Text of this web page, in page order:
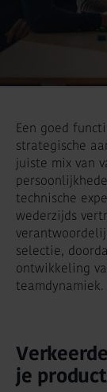
Een goed
strategische
juiste mix van
technische
wederzijds
selectie,
ontwikkeling
teamdynamiek.
je